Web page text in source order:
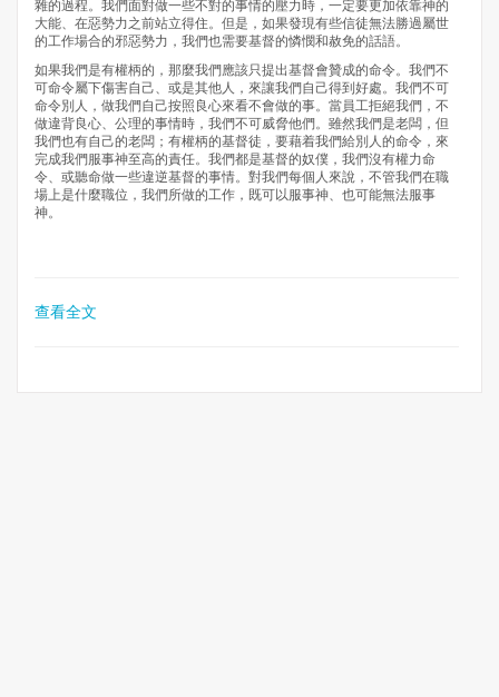
雜的過程。我們面對做一些不對的事情的壓力時，一定要更加依靠神的
大能、在惡勢力之前站立得住。但是，如果發現有些信徒無法勝過屬世
的工作場合的邪惡勢力，我們也需要基督的憐憫和赦免的話語。
如果我們是有權柄的，那麼我們應該只提出基督會贊成的命令。我們不
可命令屬下傷害自己、或是其他人，來讓我們自己得到好處。我們不可
命令別人，做我們自己按照良心來看不會做的事。當員工拒絕我們，不
做違背良心、公理的事情時，我們不可威脅他們。雖然我們是老闆，但
我們也有自己的老闆；有權柄的基督徒，要藉着我們給別人的命令，來
完成我們服事神至高的責任。我們都是基督的奴僕，我們沒有權力命
令、或聽命做一些違逆基督的事情。對我們每個人來說，不管我們在職
場上是什麼職位，我們所做的工作，既可以服事神、也可能無法服事
神。
查看全文